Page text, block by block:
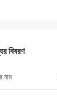
বিবরণ
নাম